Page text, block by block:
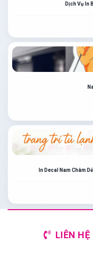
Dịch Vụ In
In Decal Nam Châm
LIÊN